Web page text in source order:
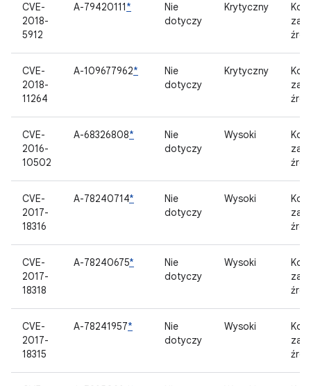
CVE-
2018-
5912
A-79420111*
Nie
dotyczy
Krytyczny
CVE-
2018-
11264
A-109677962*
Nie
dotyczy
Krytyczny
CVE-
2016-
10502
A-68326808*
Nie
dotyczy
Wysoki
CVE-
2017-
18316
A-78240714*
Nie
dotyczy
Wysoki
CVE-
2017-
18318
A-78240675*
Nie
dotyczy
Wysoki
CVE-
2017-
18315
A-78241957*
Nie
dotyczy
Wysoki